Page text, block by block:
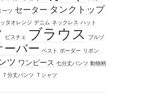
ーツ セーター タンクトップ
タオレンジ デニム ネックレス ハット
ビスチェ ブラウス ブルゾ
ーバー ベスト ボーダー リボン
ツ ワンピース 七分丈パンツ 動物柄
７分丈パンツ Ｔシャツ